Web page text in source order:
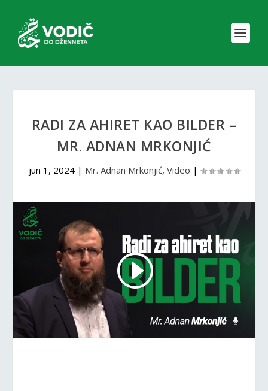
RADI ZA AHIRET KAO BILDER –
MR. ADNAN MRKONJIĆ
jun 1, 2024| Mr. Adnan Mrkonjić, Video |